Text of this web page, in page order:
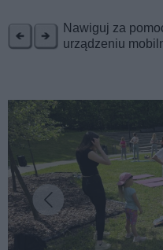
Nawiguj za
urządzeniu